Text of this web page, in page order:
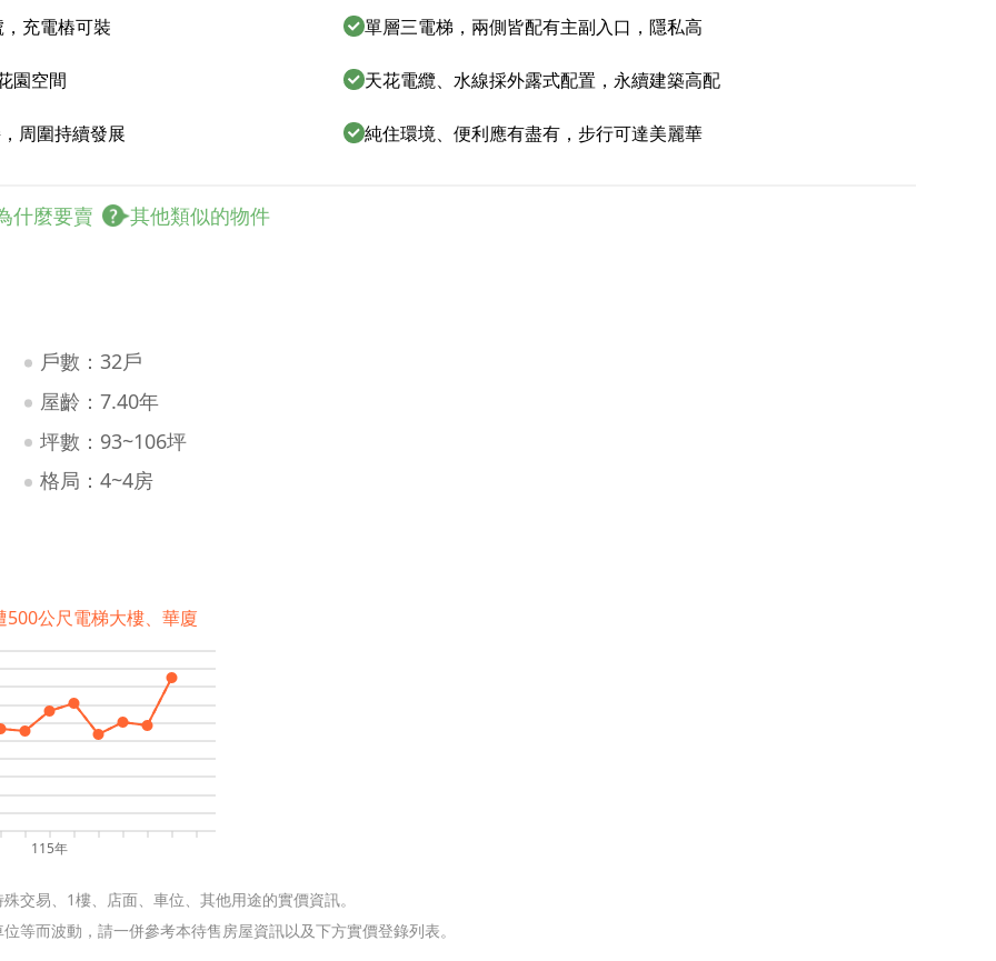
充電樁可裝 單層三電梯，兩側皆配有主副入口，隱私高
園空間 天花電纜、水線採外露式配置，永續建築高配
周圍持續發展 純住環境、便利應有盡有，步行可達美麗華
什麼要賣 其他類似的物件
戶數：32戶
屋齡：7.40年
坪數：93~106坪
格局：4~4房
公尺電梯大樓、華廈
115年
交易、1樓、店面、車位、其他用途的實價資訊。
等而波動，請一併參考本待售房屋資訊以及下方實價登錄列表。